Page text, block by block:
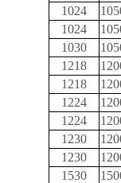
1024
1024
1030
1218
1218
1224
1224
1230
1230
1530